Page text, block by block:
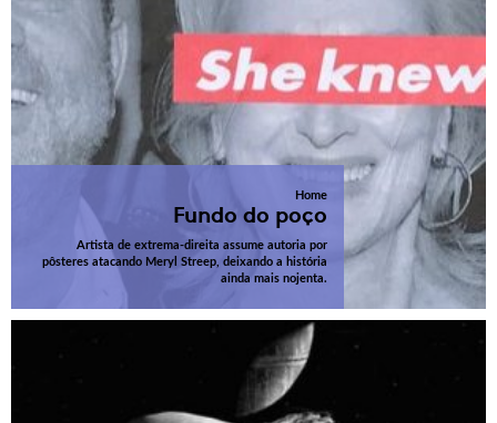
Home
Fundo do poço
Artista de extrema-direita assume autoria por
pôsteres atacando Meryl Streep, deixando a história
ainda mais nojenta.